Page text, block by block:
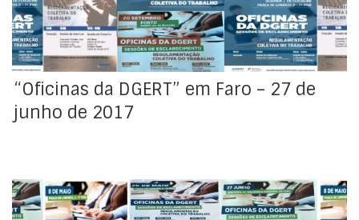
“Oficinas da DGERT” em Faro – 27 de
junho de 2017